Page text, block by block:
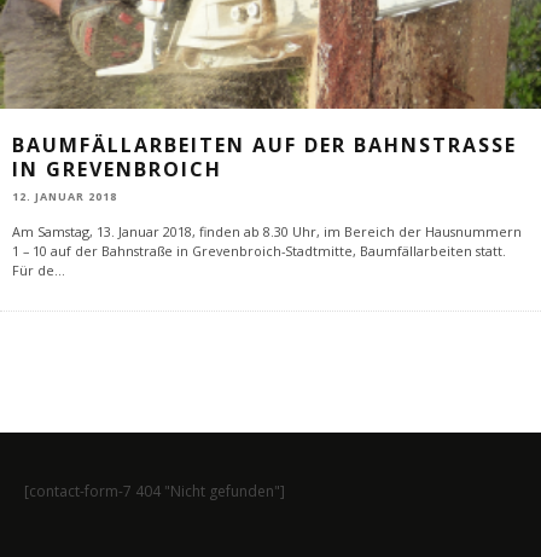
BAUMFÄLLARBEITEN AUF DER BAHNSTRASSE I
N GREVENBROICH
12. JANUAR 2018
Am Samstag, 13. Januar 2018, finden ab 8.30 Uhr, im Bereich der Hausnummern
1 – 10 auf der Bahnstraße in Grevenbroich-Stadtmitte, Baumfällarbeiten statt.
Für de...
[contact-form-7 404 "Nicht gefunden"]